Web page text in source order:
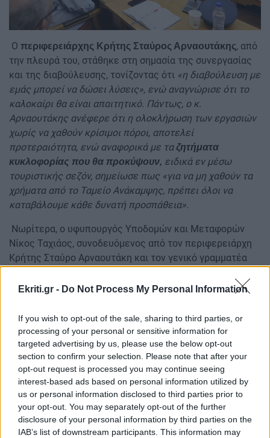
Ekriti.gr - Do Not Process My Personal Information
If you wish to opt-out of the sale, sharing to third parties, or
processing of your personal or sensitive information for
targeted advertising by us, please use the below opt-out
section to confirm your selection. Please note that after your
opt-out request is processed you may continue seeing
interest-based ads based on personal information utilized by
us or personal information disclosed to third parties prior to
your opt-out. You may separately opt-out of the further
disclosure of your personal information by third parties on the
IAB’s list of downstream participants. This information may
Ο περιφερειάρχης Κρήτης Σταύρος Αρναουτάκης, από
την πλευρά του, στάθηκε στη σημασία της συνεργασίας
και της διαβούλευσης, τονίζοντας ότι «η διαβούλευση με
εμάς μπορεί να δώσει λύσεις», ενώ αναγνώρισε ότι το
καλοκαίρι θα είναι απαιτητικό. Πάντως, ο κ.
Αρναουτάκης ανέφερε ότι η ολοκλήρωση των εργασιών
χωρίς να χαθούν κρίσιμοι πόροι, αποτελεί
προτεραιότητα, ενώ αναφορικά με ταζητήματα
κυκλοφορίας που θα προκύψουν, ειδικά εν μέσω
τουριστικής σεζόν, σημείωσε πως «για να μη χαθούν τα
χρήματα από το Ταμείο Ανάκαμψης, πρέπει όλοι να
καταβάλουμε κάθε δυνατή προσπάθεια».
Νωρίτερα, ο υφυπουργός Υποδομών και Μεταφορών
Νίκος Ταχιάος, συνοδευόμενος από τον περιφερειάρχη
Κρήτης Σταύρο Αρναουτάκη και τον γενικό γραμματέα
εργοτάξιο του ΒΟΑΚ, στο τμήμα Νεάπολη- Άγιος
ΔΙΑΒΑΣΤΕ ΕΠΙΣΗΣ:
Ηράκλειο: Τα πρόστιμα και οι κλήσεις στο κέντρο
"ξεσηκώνουν" την εστίαση
Κρήτη: Ακρωτηριάστηκε ο 47χρονος οδηγός μετά το
τροχαίο...
Ακολουθήστε το ekriti.gr στοGoogle News και